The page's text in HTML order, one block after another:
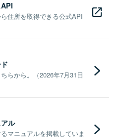
住所を取得できる公式API
らから。（2026年7月31日
ル
マニュアルを掲載していま